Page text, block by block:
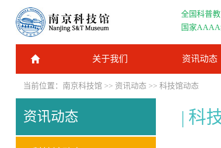
全国科普
国家
关于我们 资讯动态
当前位置： 南京科技馆 >> 资讯动态 >> 科技馆动态
资讯动态 科